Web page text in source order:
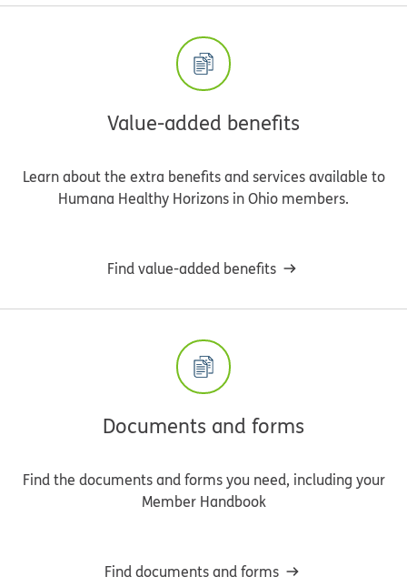
Value-added benefits
Learn about the extra benefits and services available to
Humana Healthy Horizons in Ohio members.
Find value-added benefits
Documents and forms
Find the documents and forms you need, including your
Member Handbook
Find documents and forms